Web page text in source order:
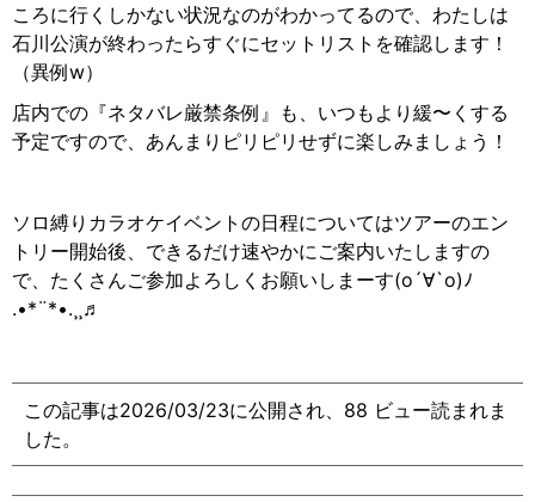
ころに行くしかない状況なのがわかってるので、わたしは
石川公演が終わったらすぐにセットリストを確認します！
（異例w）
店内での『ネタバレ厳禁条例』も、いつもより緩〜くする
予定ですので、あんまりピリピリせずに楽しみましょう！
ソロ縛りカラオケイベントの日程についてはツアーのエン
トリー開始後、できるだけ速やかにご案内いたしますの
で、たくさんご参加よろしくお願いしまーす(o´∀`o)ﾉ
.•*¨*•.¸¸ ♬
この記事は2026/03/23に公開され、88 ビュー読まれま
した。